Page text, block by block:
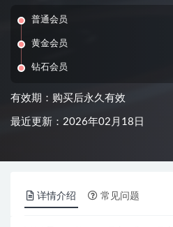
普通会员
黄金会员
钻石会员
有效期：购买后永久有效
最近更新：2026年02月18日
详情介绍 常见问题